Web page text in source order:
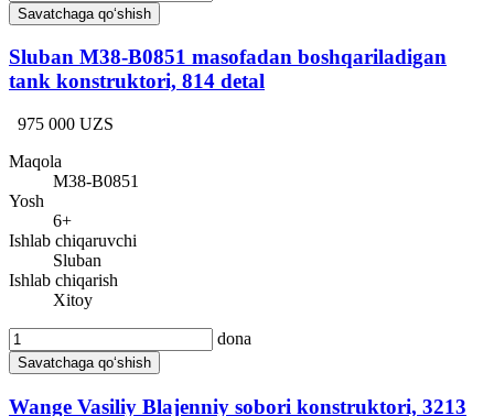
Savatchaga qo‘shish
Sluban M38-B0851 masofadan boshqariladigan
tank konstruktori, 814 detal
975 000 UZS
Maqola
М38-B0851
Yosh
6+
Ishlab chiqaruvchi
Sluban
Ishlab chiqarish
Xitoy
dona
Savatchaga qo‘shish
Wange Vasiliy Blajenniy sobori konstruktori, 3213